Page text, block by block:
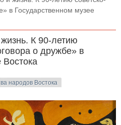
в Государственном музее
К 90-летию
о дружбе» в
Востока
народов Востока